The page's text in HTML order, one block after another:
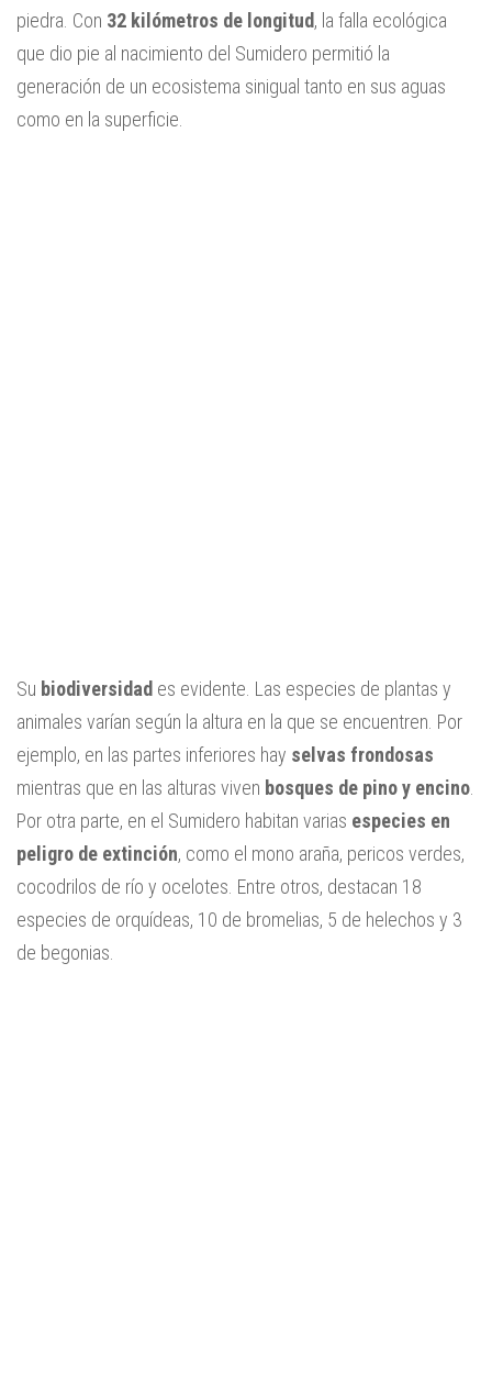
piedra. Con 32 kilómetros de longitud, la falla ecológica
que dio pie al nacimiento del Sumidero permitió la
generación de un ecosistema sinigual tanto en sus aguas
como en la superficie.
Su biodiversidad es evidente. Las especies de plantas y
animales varían según la altura en la que se encuentren. Por
ejemplo, en las partes inferiores hay selvas frondosas
mientras que en las alturas viven bosques de pino y encino
Por otra parte, en el Sumidero habitan varias especies en
peligro de extinción, como el mono araña, pericos verdes,
cocodrilos de río y ocelotes. Entre otros, destacan 18
especies de orquídeas, 10 de bromelias, 5 de helechos y 3
de begonias.